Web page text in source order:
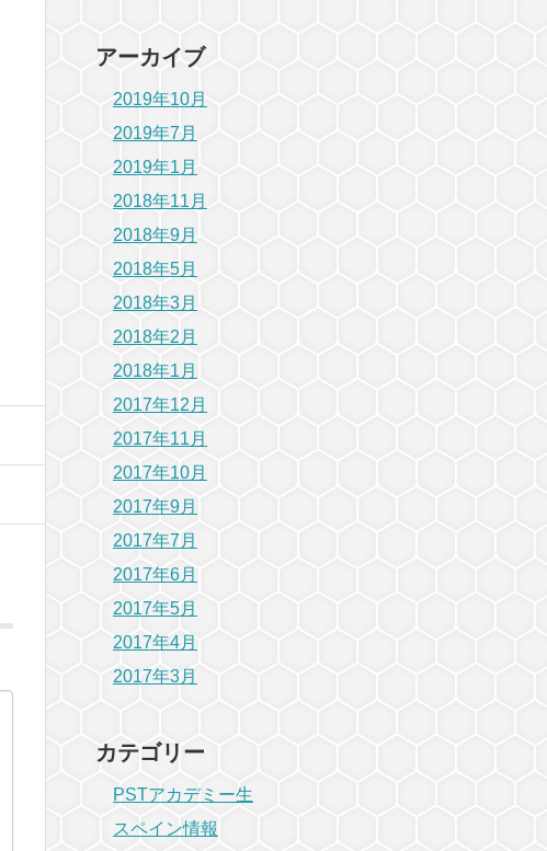
アーカイブ
2019年10月
2019年7月
2019年1月
2018年11月
2018年9月
2018年5月
2018年3月
2018年2月
2018年1月
2017年12月
2017年11月
2017年10月
2017年9月
2017年7月
2017年6月
2017年5月
2017年4月
2017年3月
カテゴリー
PSTアカデミー生
スペイン情報